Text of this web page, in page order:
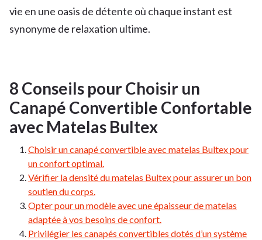
vie en une oasis de détente où chaque instant est
synonyme de relaxation ultime.
8 Conseils pour Choisir un
Canapé Convertible Confortable
avec Matelas Bultex
Choisir un canapé convertible avec matelas Bultex pour
un confort optimal.
Vérifier la densité du matelas Bultex pour assurer un bon
soutien du corps.
Opter pour un modèle avec une épaisseur de matelas
adaptée à vos besoins de confort.
Privilégier les canapés convertibles dotés d’un système